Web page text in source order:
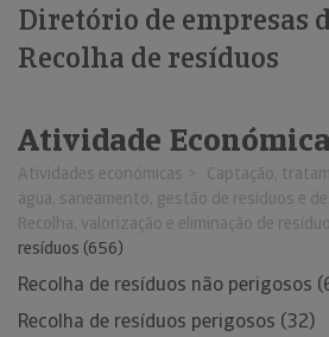
Diretório de empresas
Recolha de resíduos
Atividade
Atividades económicas
Captação,
água, saneamento, gestão de resíduos e
Recolha, valorização e eliminação de
resíduos (656)
Recolha de resíduos não perigosos
Recolha de resíduos perigosos (32)